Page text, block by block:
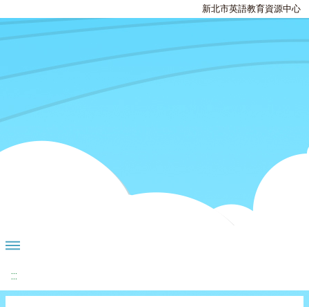
新北市英語教育資源中心
:::